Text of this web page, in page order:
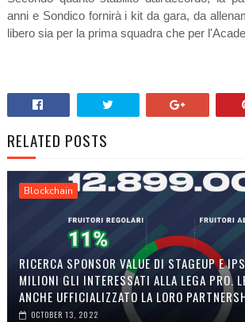
anni e Sondico fornirà i kit da gara, da
libero sia per la prima squadra che per
RELATED POSTS
Blockchain
RICERCA SPONSOR VALUE DI STAGEUP E
MILIONI GLI INTERESSATI ALLA LEGA PRO.
ANCHE UFFICIALIZZATO LA LORO
OCTOBER 13, 2022